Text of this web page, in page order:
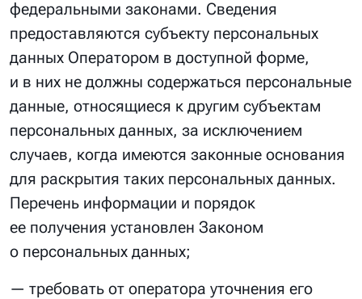
федеральными законами. Сведения
предоставляются субъекту персональных
данных Оператором в доступной форме,
и в них не должны содержаться персональные
данные, относящиеся к другим субъектам
персональных данных, за исключением
случаев, когда имеются законные основания
для раскрытия таких персональных данных.
Перечень информации и порядок
ее получения установлен Законом
о персональных данных;
— требовать от оператора уточнения его